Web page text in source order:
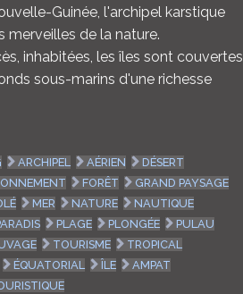
Guinée, l'archipel karstique
merveilles de la nature.
inhabitées, les îles sont couvertes
sous-marins d'une richesse
ARCHIPEL AÉRIEN
DÉSERT
FORÊT
GRAND PAYSAGE
MER NATURE
NAUTIQUE
PLAGE PLONGÉE
PULAU
TOURISME
TROPICAL
ÉQUATORIAL ÎLE
AMPAT